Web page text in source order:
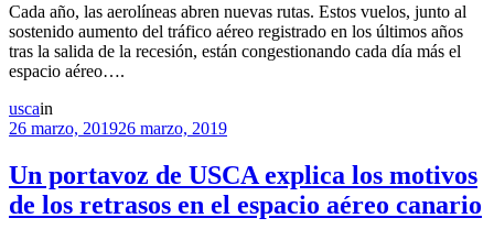
Cada año, las aerolíneas abren nuevas rutas. Estos vuelos, junto al
sostenido aumento del tráfico aéreo registrado en los últimos años
tras la salida de la recesión, están congestionando cada día más el
espacio aéreo….
uscain
26 marzo, 201926 marzo, 2019
Un portavoz de USCA explica los motivos
de los retrasos en el espacio aéreo canario